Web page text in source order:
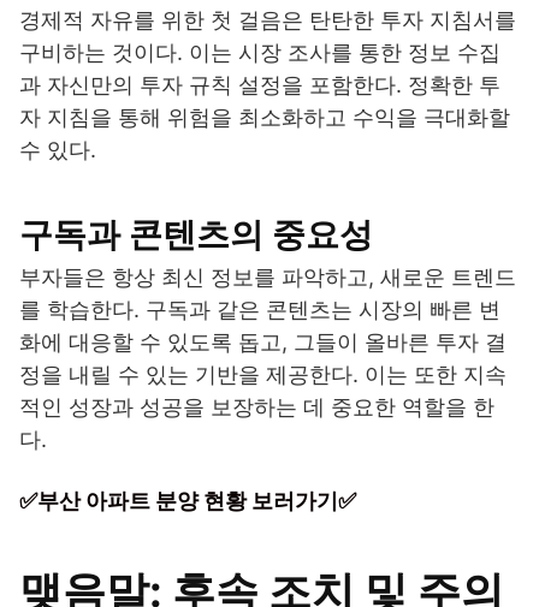
경제적 자유를 위한 첫 걸음은 탄탄한 투자 지침서를
구비하는 것이다. 이는 시장 조사를 통한 정보 수집
과 자신만의 투자 규칙 설정을 포함한다. 정확한 투
자 지침을 통해 위험을 최소화하고 수익을 극대화할
수 있다.
구독과 콘텐츠의 중요성
부자들은 항상 최신 정보를 파악하고, 새로운 트렌드
를 학습한다. 구독과 같은 콘텐츠는 시장의 빠른 변
화에 대응할 수 있도록 돕고, 그들이 올바른 투자 결
정을 내릴 수 있는 기반을 제공한다. 이는 또한 지속
적인 성장과 성공을 보장하는 데 중요한 역할을 한
다.
✅부산 아파트 분양 현황 보러가기✅
맺음말: 후속 조치 및 주의